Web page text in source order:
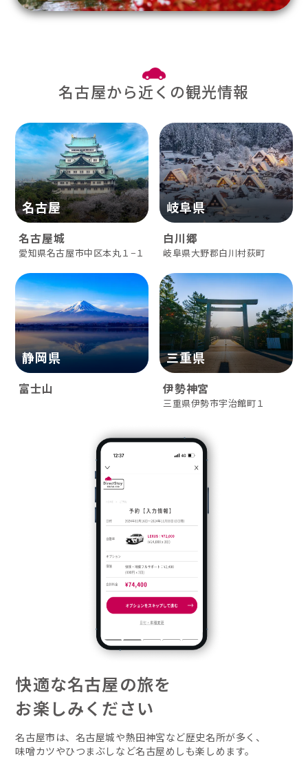
名古屋から近くの観光情報
名古屋
名古屋城
愛知県名古屋市中区本丸１−１
岐阜県
白川郷
岐阜県大野郡白川村荻町
静岡県
富士山
三重県
伊勢神宮
三重県伊勢市宇治館町１
快適な名古屋の旅を
お楽しみください
名古屋市は、名古屋城や熱田神宮など歴史名所が多く、
味噌カツやひつまぶしなど名古屋めしも楽しめます。